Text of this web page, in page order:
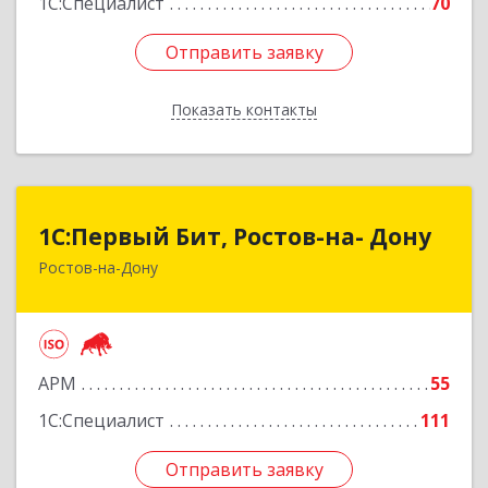
Отправить заявку
Показать контакты
Отправить заявку
Назад
1С:Первый Бит, Ростов-на- Дону
Ростов-на-Дону
АРМ
55
1С:Специалист
111
Отправить заявку
1С:Первый Бит, Ростов-на- Дону
344091, Ростовская обл, Ростов-на-Дону г,
Отправить заявку